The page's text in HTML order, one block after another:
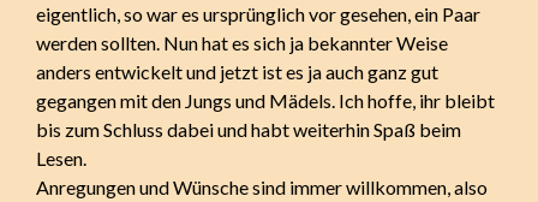
eigentlich, so war es ursprünglich vor gesehen, ein Paar
werden sollten. Nun hat es sich ja bekannter Weise
anders entwickelt und jetzt ist es ja auch ganz gut
gegangen mit den Jungs und Mädels. Ich hoffe, ihr bleibt
bis zum Schluss dabei und habt weiterhin Spaß beim
Lesen.
Anregungen und Wünsche sind immer willkommen, also